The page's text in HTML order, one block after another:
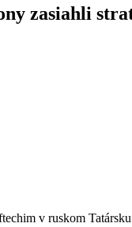
zasiahli
v ruskom